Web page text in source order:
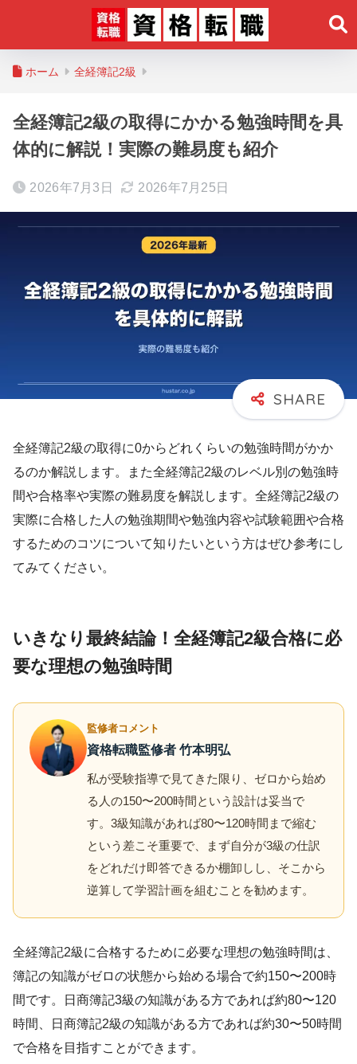
ホーム 全経簿記2級
全経簿記2級の取得にかかる勉強時間を具
体的に解説！実際の難易度も紹介
2026年7月3日 2026年7月25日
全経簿記2級の取得に0からどれくらいの勉強時間がかか
るのか解説します。また全経簿記2級のレベル別の勉強時
間や合格率や実際の難易度を解説します。全経簿記2級の
実際に合格した人の勉強期間や勉強内容や試験範囲や合格
するためのコツについて知りたいという方はぜひ参考にし
てみてください。
いきなり最終結論！全経簿記2級合格に必
要な理想の勉強時間
監修者コメント
資格転職監修者 竹本明弘
私が受験指導で見てきた限り、ゼロから始め
る人の150〜200時間という設計は妥当で
す。3級知識があれば80〜120時間まで縮む
という差こそ重要で、まず自分が3級の仕訳
をどれだけ即答できるか棚卸しし、そこから
逆算して学習計画を組むことを勧めます。
全経簿記2級に合格するために必要な理想の勉強時間は、
簿記の知識がゼロの状態から始める場合で約150〜200時
間です。日商簿記3級の知識がある方であれば約80〜120
時間、日商簿記2級の知識がある方であれば約30〜50時間
で合格を目指すことができます。